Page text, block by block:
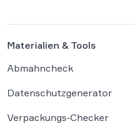
Materialien & Tools
Abmahncheck
Datenschutzgenerator
Verpackungs-Checker